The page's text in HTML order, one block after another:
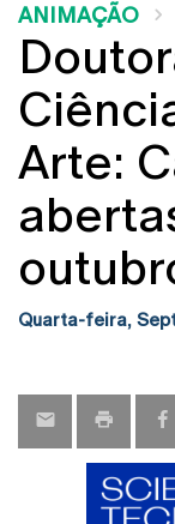
ANIMAÇÃO
Arte:
Quarta-feira,